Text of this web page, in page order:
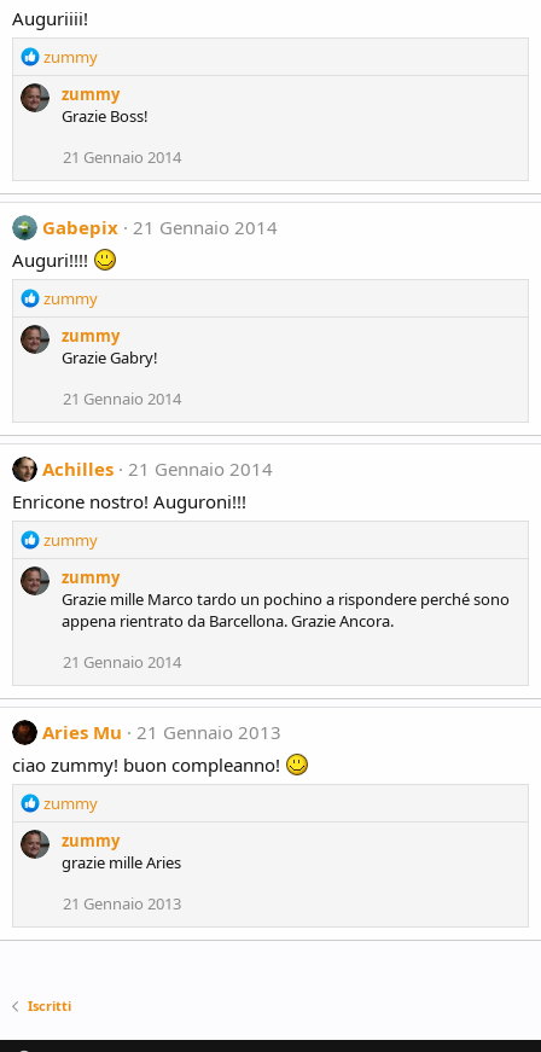
Auguriiii!
R
a
o
n
s
zummy
zummy
Grazie Boss!
21 Gennaio 2014
Gabepix 21 Gennaio 2014
Auguri!!!!
R
a
o
n
s
:
zummy
zummy
Grazie Gabry!
21 Gennaio 2014
Achilles 21 Gennaio 2014
Enricone nostro! Auguroni!!!
R
a
n
s
:
zummy
zummy
Grazie mille Marco tardo un pochino a rispondere perché sono
appena rientrato da Barcellona. Grazie Ancora.
21 Gennaio 2014
Aries Mu
21 Gennaio 2013
ciao zummy! buon compleanno!
R
a
o
zummy
zummy
grazie mille Aries
21 Gennaio 2013
Iscritti